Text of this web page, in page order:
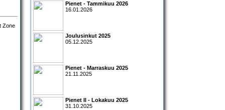
Pienet - Tammikuu 2026
16.01.2026
Joulusinkut 2025
05.12.2025
Pienet - Marraskuu 2025
21.11.2025
Pienet II - Lokakuu 2025
31.10.2025